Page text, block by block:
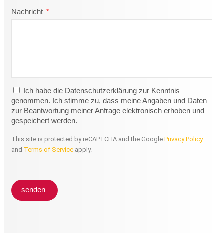
Nachricht
Ich habe die Datenschutzerklärung zur Kenntnis
genommen. Ich stimme zu, dass meine Angaben und Daten
zur Beantwortung meiner Anfrage elektronisch erhoben und
gespeichert werden.
This site is protected by reCAPTCHA and the Google Privacy Policy
and Terms of Service apply.
senden